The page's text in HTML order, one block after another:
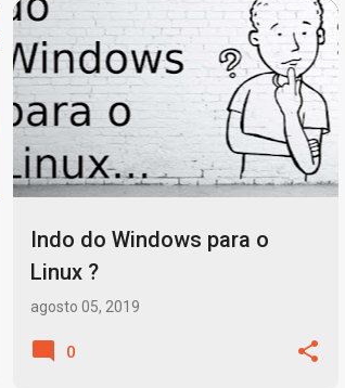
Indo do Windows para o
Linux ?
agosto 05, 2019
ADMINISTRADOR DE SISTEMAS + 1
0